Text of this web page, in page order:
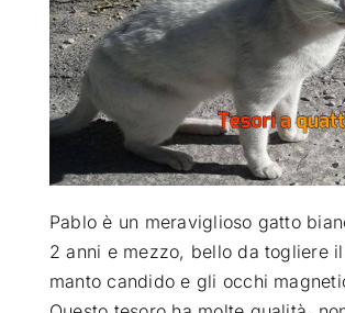
VIDEO
CHI SIAMO
SEMPRE CON ME
Pablo è un meraviglioso gatto
2 anni e mezzo, bello da togliere
manto candido e gli occhi